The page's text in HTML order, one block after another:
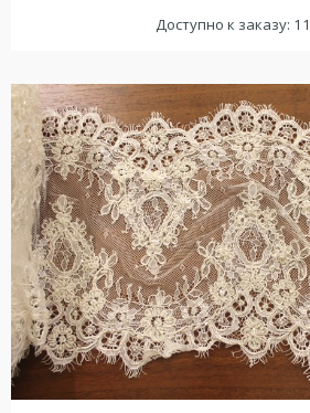
Доступно к заказу: